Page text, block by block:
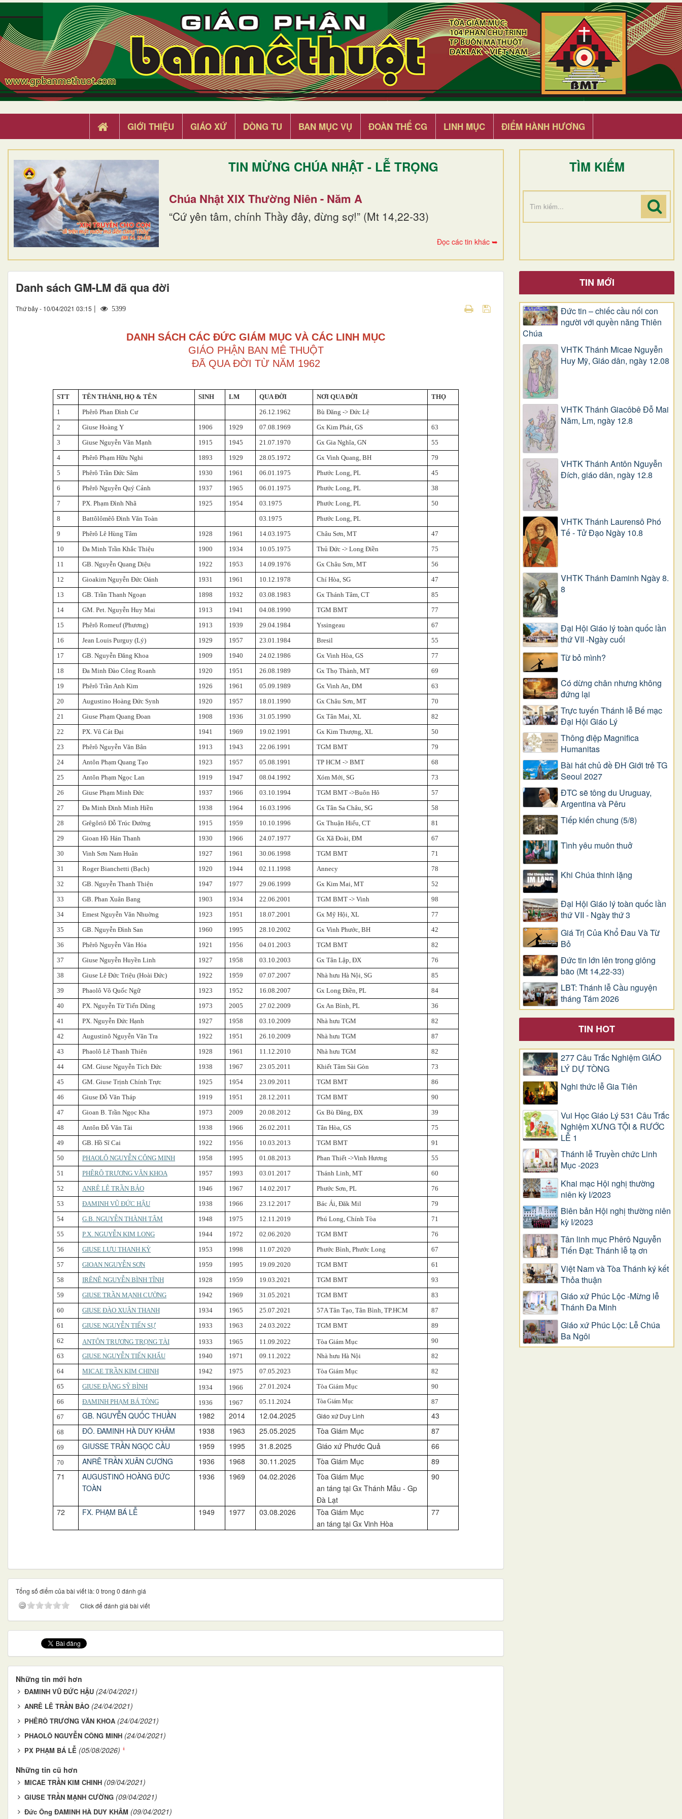
GIỚI THIỆU GIÁO XỨ DÒNG TU BAN MỤC VỤ ĐOÀN THỂ CG LINH MỤC ĐIỂM HÀNH HƯƠNG
TIN MỪNG CHÚA NHẬT - LỄ TRỌNG
Chúa Nhật XIX Thường Niên - Năm A
“Cứ yên tâm, chính Thầy đây, đừng sợ!” (Mt 14,22-33)
Đọc các tin khác ➥
TÌM KIẾM
Danh sách GM-LM đã qua đời
Thứ bảy - 10/04/2021 03:15 | 5399
DANH SÁCH CÁC ĐỨC GIÁM MỤC VÀ CÁC LINH MỤC
GIÁO PHẬN BAN MÊ THUỘT
ĐÃ QUA ĐỜI TỪ NĂM 1962
STT TÊN THÁNH, HỌ & TÊN SINH LM QUA ĐỜI NƠI QUA ĐỜI
THỌ
1
Phêrô Phan Đình Cư 26.12.1962
Bù Đăng -> Đức Lệ
2
Giuse Hoàng Y 1906 1929 07.08.1969 Gx Kim Phát, GS
63
3
Giuse Nguyễn Văn Mạnh 1915 1945 21.07.1970 Gx Gia Nghĩa, GN
55
4
Phêrô Phạm Hữu Nghi 1893 1929 28.05.1972 Gx Vinh Quang, BH
79
5
Phêrô Trần Đức Sâm 1930 1961 06.01.1975 Phước Long, PL
45
6
Phêrô Nguyễn Quý Cảnh 1937 1965 06.01.1975 Phước Long, PL
38
7
PX. Phạm Đình Nhã 1925 1954 03 1975 Phước Long, PL
50
8
Battôlômêô Đinh Văn Toàn 03 1975
Phước Long, PL
9
Phêrô Lê Hùng Tâm 1928 1961 14.03.1975 Châu Sơn, MT
47
10
Đa Minh Trần Khắc Thiệu 1900 1934 10.05.1975 Thủ Đức -> Long Điền
75
11
GB. Nguyễn Quang Diệu 1922 1953 14.09.1976 Gx Châu Sơn, MT
56
12
Gioakim Nguyễn Đức Oánh 1931 1961 10.12.1978 Chí Hòa, SG
47
13
GB. Trần Thanh Ngoạn 1898 1932 03.08.1983 Gx Thánh Tâm, CT
85
14
GM. Pet. Nguyễn Huy Mai 1913 1941 04.08.1990 TGM BMT
77
15
Phêrô Romeuf (Phương) 1913 1939 29.04.1984 Yssingeau
67
16
Jean Louis Purguy (Lý) 1929 1957 23.01.1984 Bresil
55
17
GB. Nguyễn Đăng Khoa 1909 1940 24.02.1986 Gx Vinh Hòa, GS
77
18
Đa Minh Đào Công Roanh 1920 1951 26.08.1989 Gx Thọ Thành, MT
69
19
Phêrô Trần Anh Kim 1926 1961 05.09.1989 Gx Vinh An, ĐM
63
20
Augustino Hoàng Đức Synh 1920 1957 18.01.1990 Gx Châu Sơn, MT
70
21
Giuse Phạm Quang Đoan 1908 1936 31.05.1990 Gx Tân Mai, XL
82
22
PX. Vũ Cát Đại 1941 1969 19.02.1991 Gx Kim Thượng, XL
50
23
Phêrô Nguyễn Văn Bân 1913 1943 22.06.1991 TGM BMT
79
24
Antôn Phạm Quang Tạo 1923 1957 05.08.1991 TP HCM -> BMT
68
25
Antôn Phạm Ngọc Lan 1919 1947 08.04.1992 Xóm Mới, SG
73
26
Giuse Phạm Minh Đức 1937 1966 03.10.1994 TGM BMT ->Buôn Hô
57
27
Đa Minh Đinh Minh Hiền 1938 1964 16.03.1996 Gx Tân Sa Châu, SG
58
28
Grêgôriô Đỗ Trúc Đường 1915 1959 10.10.1996 Gx Thuận Hiếu, CT
81
29
Gioan Hồ Hán Thanh 1930 1966 24.07.1977 Gx Xã Đoài, ĐM
67
30
Vinh Sơn Nam Huân 1927 1961 30.06.1998 TGM BMT
71
31
Roger Bianchetti (Bạch) 1920 1944 02.11.1998 Annecy
78
32
GB. Nguyễn Thanh Thiện 1947 1977 29.06.1999 Gx Kim Mai, MT
52
33
GB. Phan Xuân Bang 1903 1934 22.06.2001 TGM BMT -> Vinh
98
34
Emest Nguyễn Văn Nhuờng 1923 1951 18.07.2001 Gx Mỹ Hội, XL
77
35
GB. Nguyễn Đình San 1960 1995 28.10.2002 Gx Vinh Phước, BH
42
36
Phêrô Nguyễn Văn Hóa 1921 1956 04.01.2003 TGM BMT
82
37
Giuse Nguyễn Huyền Linh 1927 1958 03.10.2003 Gx Tân Lập, ĐX
76
38
Giuse Lê Đức Triệu (Hoài Đức) 1922 1959 07.07.2007 Nhà hưu Hà Nội, SG
85
39
Phaolô Võ Quốc Ngữ 1923 1952 16.08.2007 Gx Long Điền, PL
84
40
PX. Nguyễn Từ Tiến Dũng 1973 2005 27.02.2009 Gx An Bình, PL
36
41
PX. Nguyễn Đức Hạnh 1927 1958 03.10.2009 Nhà hưu TGM
82
42
Augustinô Nguyễn Văn Tra 1922 1951 26.10.2009 Nhà hưu TGM
87
43
Phaolô Lê Thanh Thiên 1928 1961 11.12.2010 Nhà hưu TGM
82
44
GM. Giuse Nguyễn Tích Đức 1938 1967 23.05.2011 Khiết Tâm Sài Gòn
73
45
GM. Giuse Trịnh Chính Trực 1925 1954 23.09.2011 TGM BMT
86
46
Giuse Đỗ Văn Tháp 1919 1951 28.12.2011 TGM BMT
90
47
Gioan B. Trần Ngọc Kha 1973 2009 20.08.2012 Gx Bù Đăng, ĐX
39
48
Antôn Đỗ Văn Tài 1938 1966 26.02.2011 Tân Hòa, GS
75
49
GB. Hồ Sĩ Cai 1922 1956 10.03.2013 TGM BMT
91
50
PHAOLÔ NGUYỄN CÔNG MINH 1958 1995 01.08.2013 Phan Thiết ->Vinh Hương
55
51
PHÊRÔ TRƯƠNG VĂN KHOA 1957 1993 03.01.2017 Thánh Linh, MT
60
52
ANRÊ LÊ TRẦN BẢO 1946 1967 14.02.2017 Phước Sơn, PL
76
53
ĐAMINH VŨ ĐỨC HẬU 1938 1966 23.12.2017 Bác Ái, Đăk Mil
79
54
G.B. NGUYỄN THÀNH TÂM 1948 1975 12.11.2019 Phú Long, Chính Tòa
71
55
P.X. NGUYỄN KIM LONG 1944 1972 02.06.2020 TGM BMT
76
56
GIUSE LƯU THANH KỲ 1953 1998 11.07.2020 Phước Bình, Phước Long
67
57
GIOAN NGUYỄN SƠN 1959 1995 19.09.2020 TGM BMT
61
58
IRÊNÊ NGUYỄN BÌNH TĨNH 1928 1959 19.03.2021 TGM BMT
93
59
GIUSE TRẦN MẠNH CƯỜNG 1942 1969 31.05.2021 TGM BMT
83
60
GIUSE ĐÀO XUÂN THANH 1934 1965 25.07.2021 57A Tân Tạo, Tân Bình, TP.HCM
87
61
GIUSE NGUYỄN TIẾN SỰ 1933 1963 24.03.2022 TGM BMT
89
62
ANTÔN TRƯƠNG TRỌNG TÀI 1933 1965 11.09.2022 Tòa Giám Mục
90
63
GIUSE NGUYỄN TIẾN KHẨU 1940 1971 09.11.2022 Nhà hưu Hà Nội
82
64
MICAE TRẦN KIM CHINH 1942 1975 07.05.2023 Tòa Giám Mục
82
65
GIUSE ĐẶNG SỸ BÌNH 1934 1966 27.01.2024 Tòa Giám Mục
90
66
ĐAMINH PHẠM BÁ TÒNG 1936 1967 05.11.2024 Tòa Giám Mục
87
67
GB. NGUYỄN QUỐC THUẦN 1982 2014 12.04.2025 Giáo xứ Duy Linh 43
68 ĐÔ. ĐAMINH HÀ DUY KHÂM 1938 1963 25.05.2025 Tòa Giám Mục 87
69 GIUSSE TRẦN NGỌC CẦU 1959 1995 31.8.2025 Giáo xứ Phước Quả 66
70 ANRÊ TRẦN XUÂN CƯƠNG 1936 1968 30.11.2025 Tòa Giám Mục
89
71
AUGUSTINÔ HOÀNG ĐỨC
TOÀN
1936 1969 04.02.2026
Tòa Giám Mục
an táng tại Gx Thánh Mẫu - Gp
Đà Lạt
90
72 FX. PHẠM BÁ LỄ 1949 1977 03.08.2026
Tòa Giám Mục
an táng tại Gx Vinh Hòa
77
Tổng số điểm của bài viết là: 0 trong 0 đánh giá
Click để đánh giá bài viết
Những tin mới hơn
ĐAMINH VŨ ĐỨC HẬU (24/04/2021)
ANRÊ LÊ TRẦN BẢO (24/04/2021)
PHÊRÔ TRƯƠNG VĂN KHOA (24/04/2021)
PHAOLÔ NGUYỄN CÔNG MINH (24/04/2021)
PX PHẠM BÁ LỄ (05/08/2026)
Những tin cũ hơn
MICAE TRẦN KIM CHINH (09/04/2021)
GIUSE TRẦN MẠNH CƯỜNG (09/04/2021)
Đức Ông ĐAMINH HÀ DUY KHÂM (09/04/2021)
TIN MỚI
Đức tin – chiếc cầu nối con
người với quyền năng Thiên
Chúa
VHTK Thánh Micae Nguyễn
Huy Mỹ, Giáo dân, ngày 12.08
VHTK Thánh Giacôbê Ðỗ Mai
Năm, Lm, ngày 12.8
VHTK Thánh Antôn Nguyễn
Ðích, giáo dân, ngày 12.8
VHTK Thánh Laurensô Phó
Tế - Tử Đạo Ngày 10.8
VHTK Thánh Đaminh Ngày 8.
8
Đại Hội Giáo lý toàn quốc lần
thứ VII -Ngày cuối
Từ bỏ mình?
Có dừng chân nhưng không
đứng lại
Trực tuyến Thánh lễ Bế mạc
Đại Hội Giáo Lý
Thông điệp Magnifica
Humanitas
Bài hát chủ đề ĐH Giới trẻ TG
Seoul 2027
ĐTC sẽ tông du Uruguay,
Argentina và Pêru
Tiếp kiến chung (5/8)
Tình yêu muôn thuở
Khi Chúa thinh lặng
Đại Hội Giáo lý toàn quốc lần
thứ VII - Ngày thứ 3
Giá Trị Của Khổ Ðau Và Từ
Bỏ
Đức tin lớn lên trong giông
bão (Mt 14,22-33)
LBT: Thánh lễ Cầu nguyện
tháng Tám 2026
TIN HOT
277 Câu Trắc Nghiệm GIÁO
LÝ DỰ TÒNG
Nghi thức lễ Gia Tiên
Vui Học Giáo Lý 531 Câu Trắc
Nghiệm XƯNG TỘI & RƯỚC
LỄ 1
Thánh lễ Truyền chức Linh
Mục -2023
Khai mạc Hội nghị thường
niên kỳ I/2023
Biên bản Hội nghị thường niên
kỳ I/2023
Tân linh mục Phêrô Nguyễn
Tiến Đạt: Thánh lễ tạ ơn
Việt Nam và Tòa Thánh ký kết
Thỏa thuận
Giáo xứ Phúc Lộc -Mừng lễ
Thánh Đa Minh
Giáo xứ Phúc Lộc: Lễ Chúa
Ba Ngôi